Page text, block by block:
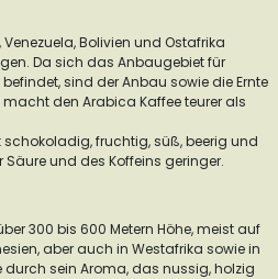
Bolivien und Ostafrika
Da sich das Anbaugebiet für
sind der Anbau sowie die Ernte
den Arabica Kaffee teurer als
fruchtig, süß, beerig und
und des Koffeins geringer.
300 bis 600 Metern Höhe, meist auf
aber auch in Westafrika sowie in
sein Aroma, das nussig, holzig